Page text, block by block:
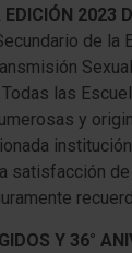
2023
de
las
y
satisfacción
Y 36°